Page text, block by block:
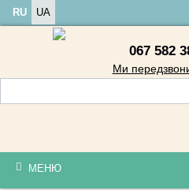
RU UA
067 582
Ми
МЕНЮ